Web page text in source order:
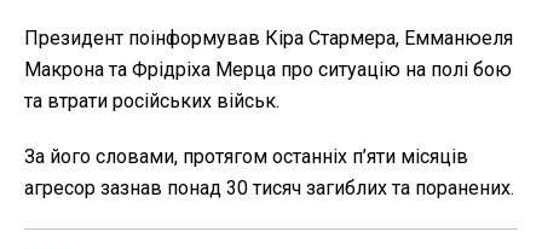
Президент поінформував Кіра Стармера, Емманюеля
Макрона та Фрідріха Мерца про ситуацію на полі бою
та втрати російських військ.
За його словами, протягом останніх п’яти місяців
агресор зазнав понад 30 тисяч загиблих та поранених.